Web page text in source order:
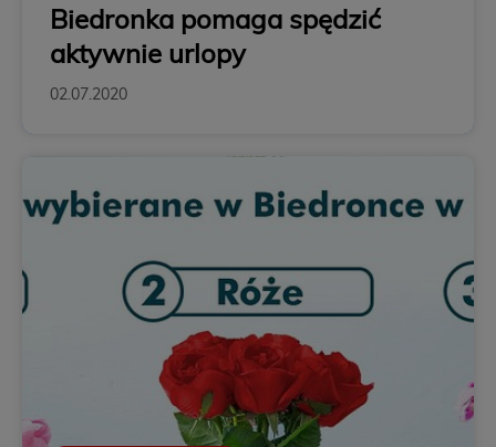
Biedronka pomaga spędzić
aktywnie urlopy
02.07.2020